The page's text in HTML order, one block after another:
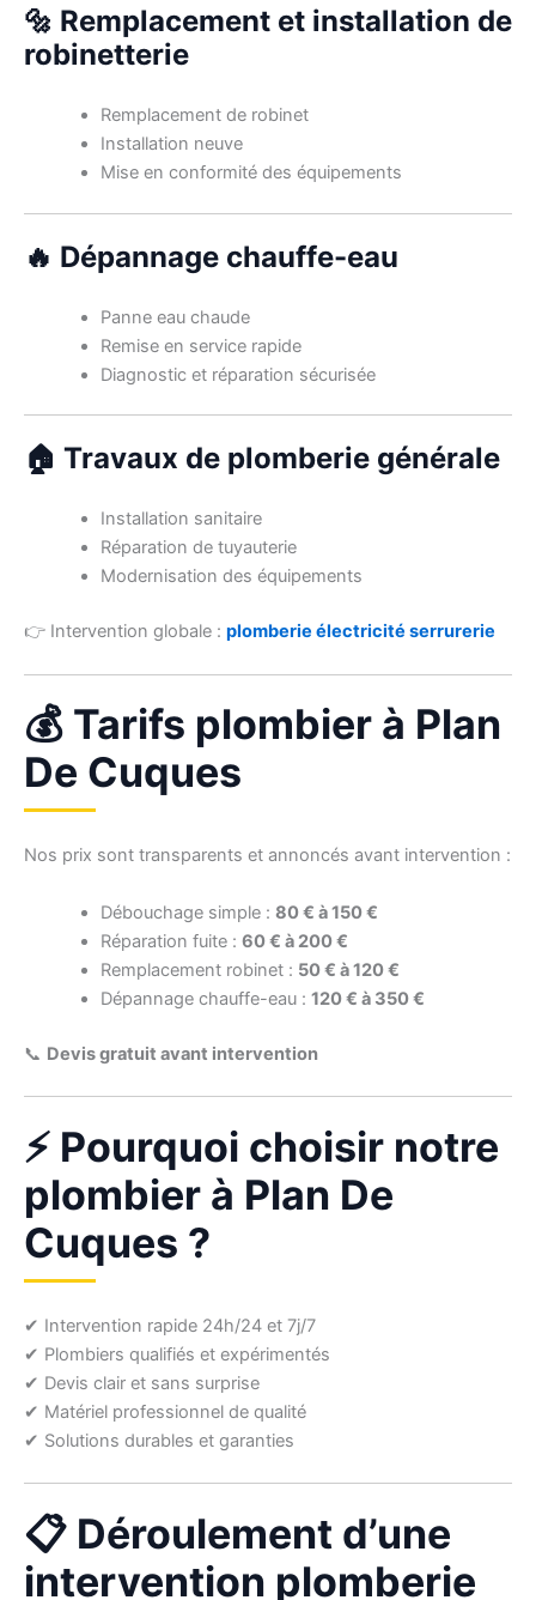
🔩 Remplacement et installation de
robinetterie
Remplacement de robinet
Installation neuve
Mise en conformité des équipements
🔥 Dépannage chauffe-eau
Panne eau chaude
Remise en service rapide
Diagnostic et réparation sécurisée
🏠 Travaux de plomberie générale
Installation sanitaire
Réparation de tuyauterie
Modernisation des équipements
👉 Intervention globale : plomberie électricité serrurerie
💰 Tarifs plombier à Plan
De Cuques
Nos prix sont transparents et annoncés avant intervention :
Débouchage simple : 80 € à 150 €
Réparation fuite : 60 € à 200 €
Remplacement robinet : 50 € à 120 €
Dépannage chauffe-eau : 120 € à 350 €
📞 Devis gratuit avant intervention
⚡ Pourquoi choisir notre
plombier à Plan De
Cuques ?
✔ Intervention rapide 24h/24 et 7j/7
✔ Plombiers qualifiés et expérimentés
✔ Devis clair et sans surprise
✔ Matériel professionnel de qualité
✔ Solutions durables et garanties
📋 Déroulement d’une
intervention plomberie